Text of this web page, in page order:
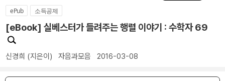
ePub 소득공제
[eBook] 실베스터가 들려주는 행렬 이야기 : 수학자 69
신경희 (지은이) 자음과모음 2016-03-08